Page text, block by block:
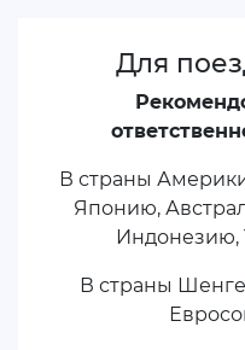
Для
В страны
Японию,
Индонезию,
В страны